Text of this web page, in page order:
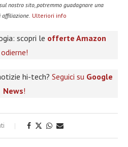
nostro sito, potremmo guadagnare una
Ulteriori info
scopri le offerte Amazon
odierne!
hi-tech? Seguici su Google
News!